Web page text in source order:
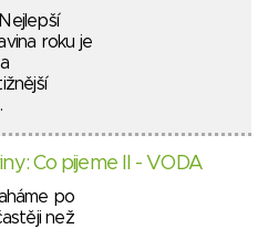
roku je
Co pijeme II - VODA
po
než